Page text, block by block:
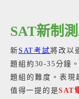
SAT新制
新 SAT考試將改以
題組約30-35分鐘
題組的難度。表現
值得一提的是SAT